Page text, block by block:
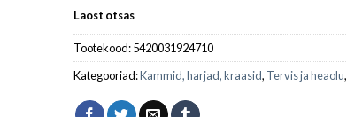
Laost otsas
Tootekood:5420031924710
Kategooriad:Kammid, harjad, kraasid, Tervis ja heaolu